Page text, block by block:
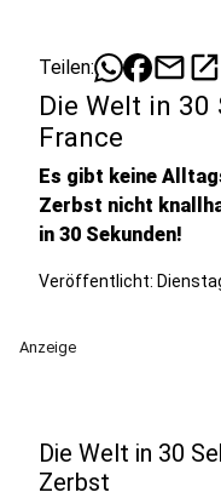
Teilen: mailopen_in_new
Die Welt in 30
France
Es gibt keine
Zerbst nicht
in 30 Sekunden!
Veröffentlicht:
Anzeige
Die Welt in 30
Zerbst